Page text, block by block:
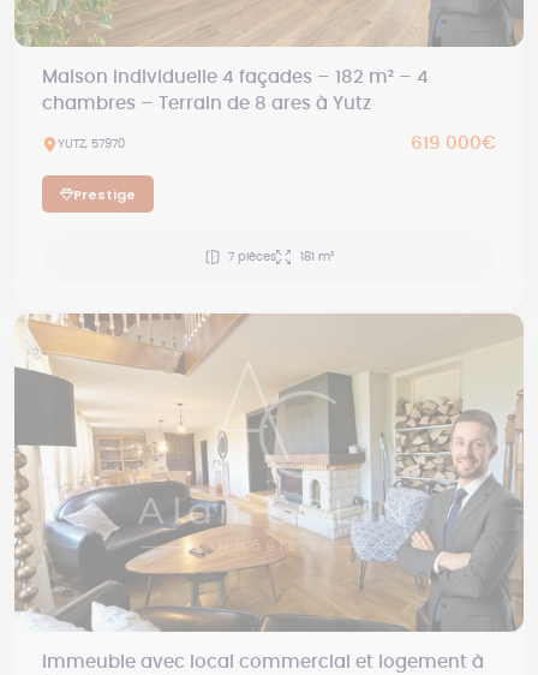
Maison individuelle 4 façades – 182 m² – 4
chambres – Terrain de 8 ares à Yutz
YUTZ, 57970 619 000€
Prestige
7 pièces 181 m²
Immeuble avec local commercial et logement à